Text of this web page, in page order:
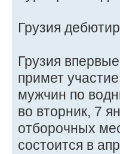
Грузия
Грузия
примет
мужчин по
во вторник, 7
отборочных
состоится в